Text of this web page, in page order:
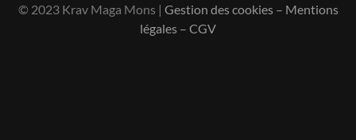
© 2023 Krav Maga Mons | Gestion des cookies– Mentions
légales – CGV